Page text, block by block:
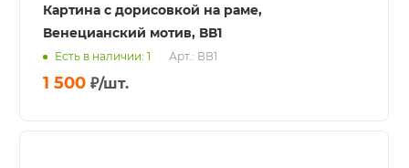
Картина с дорисовкой на раме,
Венецианский мотив, ВВ1
Есть в наличии: 1 Арт.: ВВ1
1 500 ₽/шт.